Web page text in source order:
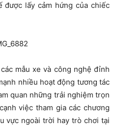
được lấy cảm hứng của chiếc
mẫu xe và công nghệ đỉnh
nhiều hoạt động tương tác
quan những trải nghiệm trọn
việc tham gia các chương
vực ngoài trời hay trò chơi tại